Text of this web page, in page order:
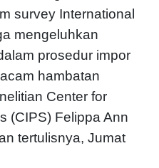
survey International
mengeluhkan
prosedur impor
hambatan
Center for
(CIPS) Felippa Ann
tertulisnya, Jumat